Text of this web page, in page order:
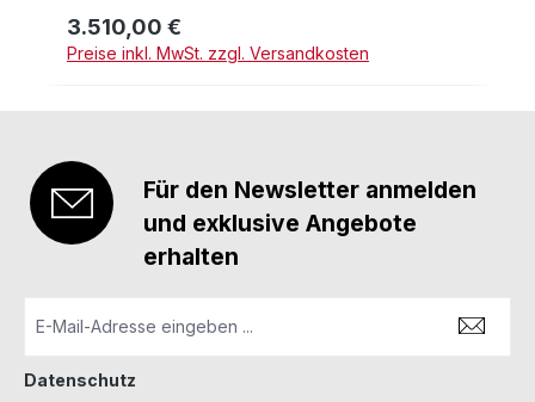
Regulärer Preis:
3.510,00 €
Preise inkl. MwSt. zzgl. Versandkosten
Für den Newsletter anmelden
und exklusive Angebote
erhalten
Datenschutz